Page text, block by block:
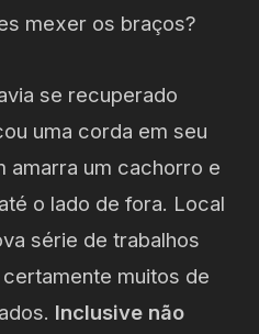
mexer os braços?
se recuperado
uma corda em seu
amarra um cachorro e
o lado de fora. Local
série de trabalhos
muitos de
Inclusive não